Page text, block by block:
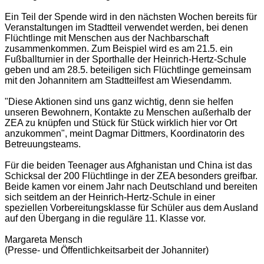
Ein Teil der Spende wird in den nächsten Wochen bereits für
Veranstaltungen im Stadtteil verwendet werden, bei denen
Flüchtlinge mit Menschen aus der Nachbarschaft
zusammenkommen. Zum Beispiel wird es am 21.5. ein
Fußballturnier in der Sporthalle der Heinrich-Hertz-Schule
geben und am 28.5. beteiligen sich Flüchtlinge gemeinsam
mit den Johannitern am Stadtteilfest am Wiesendamm.
"Diese Aktionen sind uns ganz wichtig, denn sie helfen
unseren Bewohnern, Kontakte zu Menschen außerhalb der
ZEA zu knüpfen und Stück für Stück wirklich hier vor Ort
anzukommen", meint Dagmar Dittmers, Koordinatorin des
Betreuungsteams.
Für die beiden Teenager aus Afghanistan und China ist das
Schicksal der 200 Flüchtlinge in der ZEA besonders greifbar.
Beide kamen vor einem Jahr nach Deutschland und bereiten
sich seitdem an der Heinrich-Hertz-Schule in einer
speziellen Vorbereitungsklasse für Schüler aus dem Ausland
auf den Übergang in die reguläre 11. Klasse vor.
Margareta Mensch
(Presse- und Öffentlichkeitsarbeit der Johanniter)